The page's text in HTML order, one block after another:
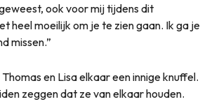
ook voor mij tijdens dit
heel moeilijk om je te zien gaan. Ik ga je
missen.”
en Lisa elkaar een innige knuffel.
zeggen dat ze van elkaar houden.